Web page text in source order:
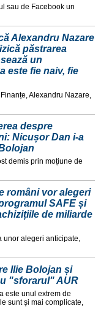
sau de Facebook un
Alexandru Nazare
păstrarea
un
este fie naiv, fie
Alexandru Nazare,
despre
Nicușor Dan i-a
demis prin moțiune de
români vor alegeri
SAFE și
de miliarde
unor alegeri anticipate,
Ilie Bolojan și
"sforarul" AUR
este unul extrem de
sunt și mai complicate,